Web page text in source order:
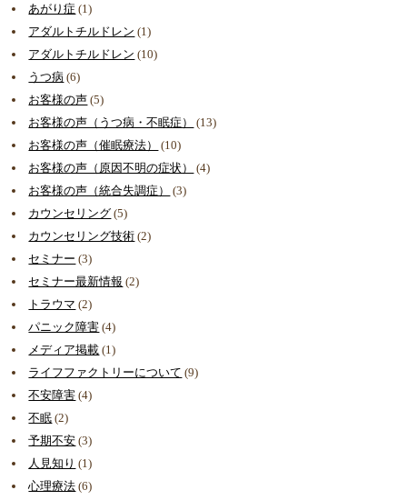
あがり症 (1)
アダルトチルドレン (1)
アダルトチルドレン (10)
うつ病 (6)
お客様の声 (5)
お客様の声（うつ病・不眠症）
(13)
お客様の声（催眠療法）
(10)
お客様の声（原因不明の症状）
(4)
お客様の声（統合失調症）
(3)
カウンセリング (5)
カウンセリング技術 (2)
セミナー (3)
セミナー最新情報 (2)
トラウマ (2)
パニック障害 (4)
メディア掲載 (1)
ライフファクトリーについて (9)
不安障害 (4)
不眠 (2)
予期不安 (3)
人見知り (1)
心理療法 (6)